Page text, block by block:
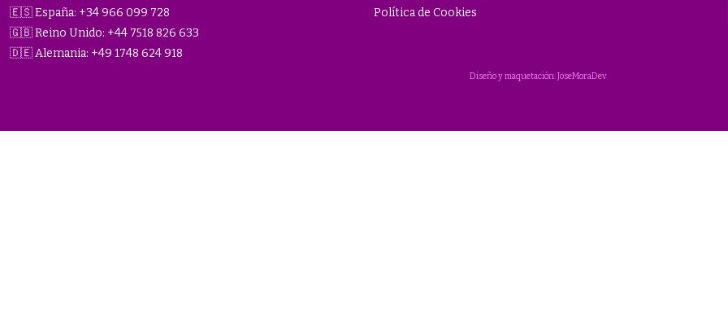
🇪🇸 España: +34 966 099 728
🇬🇧 Reino Unido: +44 7518 826 633
🇩🇪 Alemania: +49 1748 624 918
Política de Cookies
Diseño y maquetación: JoseMoraDev